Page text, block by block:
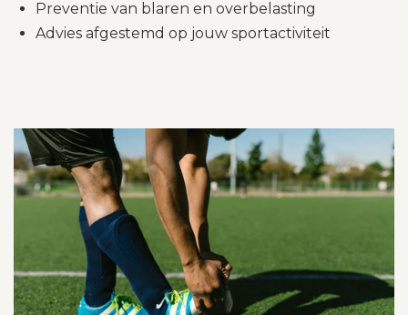
Preventie van blaren en overbelasting
Advies afgestemd op jouw sportactiviteit